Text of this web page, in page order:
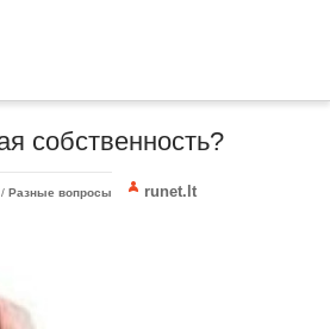
собственность?
/ Разные вопросы runet.lt